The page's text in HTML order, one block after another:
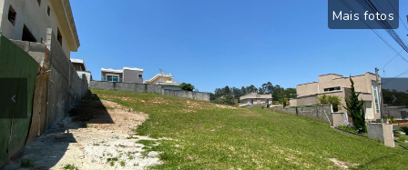
Mais fotos